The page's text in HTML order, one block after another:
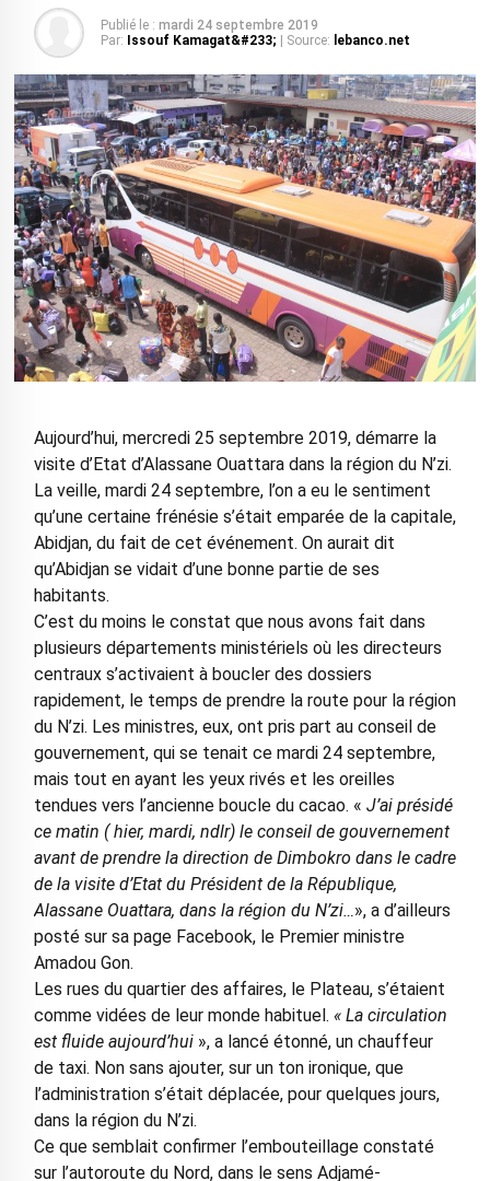
Publié le : mardi 24 septembre 2019
Par:
Issouf Kamagat&#233; | Source: lebanco.net
Aujourd’hui, mercredi 25 septembre 2019, démarre la
visite d’Etat d’Alassane Ouattara dans la région du N’zi.
La veille, mardi 24 septembre, l’on a eu le sentiment
qu’une certaine frénésie s’était emparée de la capitale,
Abidjan, du fait de cet événement. On aurait dit
qu’Abidjan se vidait d’une bonne partie de ses
habitants.
C’est du moins le constat que nous avons fait dans
plusieurs départements ministériels où les directeurs
centraux s’activaient à boucler des dossiers
rapidement, le temps de prendre la route pour la région
du N’zi. Les ministres, eux, ont pris part au conseil de
gouvernement, qui se tenait ce mardi 24 septembre,
mais tout en ayant les yeux rivés et les oreilles
tendues vers l’ancienne boucle du cacao. « J’ai présidé
ce matin ( hier, mardi, ndlr) le conseil de gouvernement
avant de prendre la direction de Dimbokro dans le cadre
de la visite d’Etat du Président de la République,
Alassane Ouattara, dans la région du N’zi…», a d’ailleurs
posté sur sa page Facebook, le Premier ministre
Amadou Gon.
Les rues du quartier des affaires, le Plateau, s’étaient
comme vidées de leur monde habituel. « La circulation
est fluide aujourd’hui», a lancé étonné, un chauffeur
de taxi. Non sans ajouter, sur un ton ironique, que
l’administration s’était déplacée, pour quelques jours,
dans la région du N’zi.
Ce que semblait confirmer l’embouteillage constaté
sur l’autoroute du Nord, dans le sens Adjamé-